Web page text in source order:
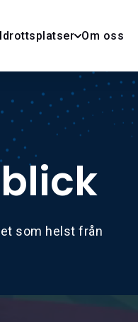
Idrottsplatser Om oss
som helst från